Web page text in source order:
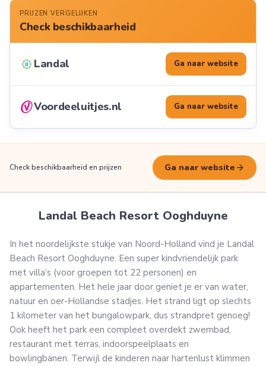
PRIJZEN VERGELIJKEN
Check beschikbaarheid
Landal Ga naar website
Voordeeluitjes.nl Ga naar website
Check beschikbaarheid en prijzen Ga naar website arrow_forward
Landal Beach Resort Ooghduyne
In het noordelijkste stukje van Noord-Holland vind je Landal
Beach Resort Ooghduyne. Een super kindvriendelijk park
met villa’s (voor groepen tot 22 personen) en
appartementen. Het hele jaar door geniet je er van water,
natuur en oer-Hollandse stadjes. Het strand ligt op slechts
1 kilometer van het bungalowpark, dus strandpret genoeg!
Ook heeft het park een compleet overdekt zwembad,
restaurant met terras, indoorspeelplaats en
bowlingbanen. Terwijl de kinderen naar hartenlust klimmen